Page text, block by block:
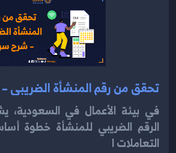
في بيئة الأعمال في
الرقم الضريبي للمنشأة خطوة
التعاملات ا